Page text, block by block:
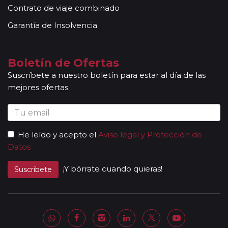
conocimientos y buena disposición para atender al
grupo. Adicionalmente, en las ciudades principales y
cultura de los lugares visitados. En ocasiones, los
grupos son bilingües (normalmente español y
portugués), en estos casos nuestros guías
acompañantes podrán dar las explicaciones en dos
idiomas diferentes. Según circuito, le atenderá en su
viaje un único guía-acompañante o bien cambiará de
acompañantes siempre estarán presentes en los
paseos incluidos, pero poseen múltiples funciones y
deben dedicación a la totalidad del grupo y no a una
persona en particular. En los momentos en que no
de coordinación, bien para otros grupos diferentes y
por tanto no estar disponibles en un momento
Contrato de viaje combinado
Garantía de Insolvencia
Boletín de Ofertas
Suscríbete a nuestro boletín para estar al día de las
mejores ofertas.
He leído y acepto el Aviso legal y Protección de
Datos
Suscribete ¡Y bórrate cuando quieras!